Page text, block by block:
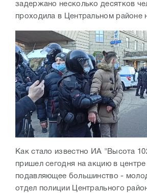
задержано несколько десятков
проходила в Центральном районе
Как стало известно ИА "Высота
пришел сегодня на акцию в
подавляющее большинство -
отдел полиции Центрального